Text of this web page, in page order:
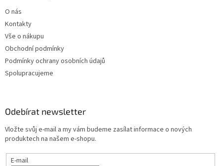
O nás
Kontakty
Vše o nákupu
Obchodní podmínky
Podmínky ochrany osobních údajů
Spolupracujeme
Odebírat newsletter
Vložte svůj e-mail a my vám budeme zasílat informace o nových
produktech na našem e-shopu.
E-mail